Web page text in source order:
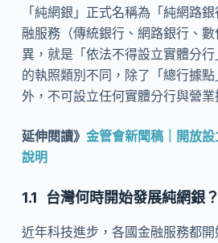
「純網銀」正式名稱為「純網路
融服務（傳統銀行、網路銀行、
異，就是「依法不得設立實體分
的執照類別不同，除了「總行據點
外，不可設立任何實體分行與營業
延伸閱讀》 金管會新聞稿｜開放
說明
台灣何時開始發展純網銀？
近年科技進步，各國金融服務都